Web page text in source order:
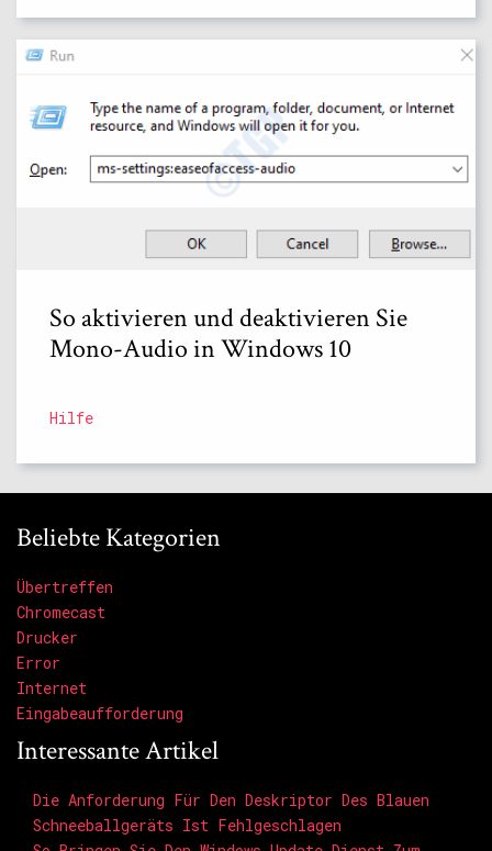
So aktivieren und deaktivieren Sie
Mono-Audio in Windows 10
Hilfe
Beliebte Kategorien
Übertreffen
Chromecast
Drucker
Error
Internet
Eingabeaufforderung
Interessante Artikel
Die Anforderung Für Den Deskriptor Des Blauen
Schneeballgeräts Ist Fehlgeschlagen